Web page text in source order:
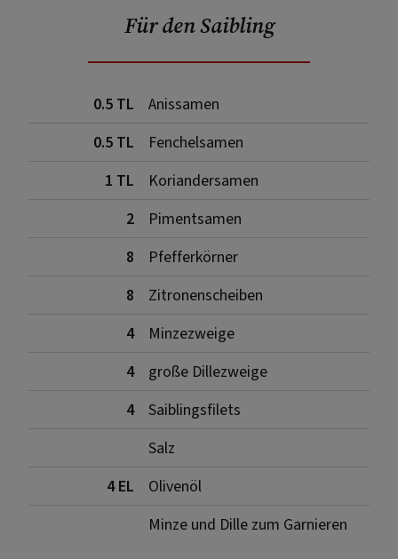
Für den Saibling
0.5 TL
Anissamen
0.5 TL
Fenchelsamen
1 TL
Koriandersamen
2
Pimentsamen
8
Pfefferkörner
8
Zitronenscheiben
4
Minzezweige
4
große Dillezweige
4
Saiblingsfilets
Salz
4 EL
Olivenöl
Minze und Dille zum Garnieren